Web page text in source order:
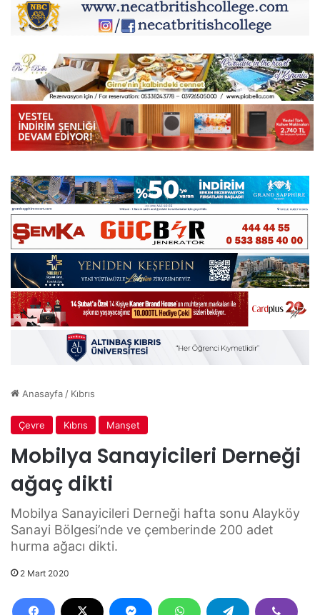
Anasayfa / Kıbrıs
Çevre Kıbrıs Manşet
Mobilya Sanayicileri Derneği
ağaç dikti
Mobilya Sanayicileri Derneği hafta sonu Alayköy
Sanayi Bölgesi’nde ve çemberinde 200 adet
hurma ağacı dikti.
2 Mart 2020